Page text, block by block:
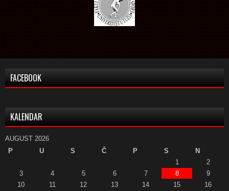
FACEBOOK
KALENDAR
AUGUST 2026
P
U S Č P S
N
1
2
3
4 5 6 7 8
9
10
11 12 13 14 15
16